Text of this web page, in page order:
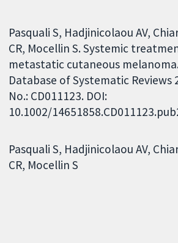
Pasquali S, Hadjinicolaou AV,
CR, Mocellin S. Systemic
metastatic cutaneous
Database of Systematic Reviews
No.: CD011123. DOI:
10.1002/
Pasquali S Hadjinicolaou AV
CR Mocellin S